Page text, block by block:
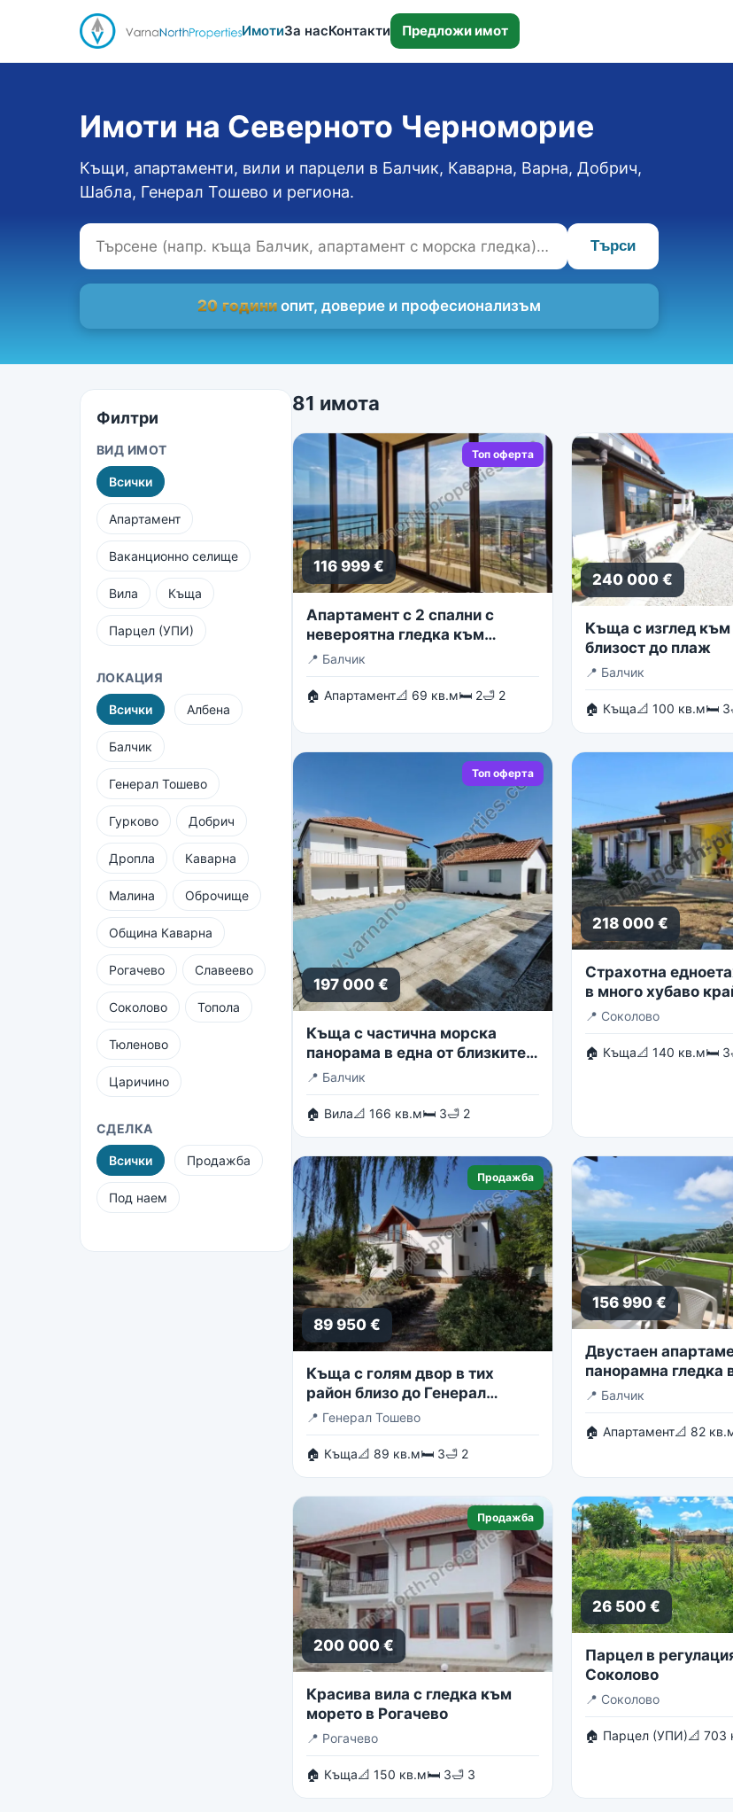
ИмотиЗа насКонтакти Предложи имот
Имоти на Северното Черноморие
Къщи, апартаменти, вили и парцели в Балчик, Каварна, Варна, Добрич,
Шабла, Генерал Тошево и региона.
Търси
20 години опит, доверие и професионализъм
Филтри
ВИД ИМОТ
Всички
Апартамент
Ваканционно селище
Вила Къща
Парцел (УПИ)
ЛОКАЦИЯ
Всички Албена
Балчик
Генерал Тошево
Гурково Добрич
Дропла Каварна
Малина Оброчище
Община Каварна
Рогачево Славеево
Соколово Топола
Тюленово
Царичино
СДЕЛКА
Всички Продажба
Под наем
81 имота
Топ оферта
116 999 €
Апартамент с 2 спални с
невероятна гледка към
безкрайното море
📍 Балчик
🏠 Апартамент📐 69 кв.м🛏 2🛁 2
240 000 €
Къща с изглед към
близост до плаж
📍 Балчик
🏠 Къща📐 100 кв.м🛏 3
Топ оферта
197 000 €
Къща с частична морска
панорама в една от близките
вилни зони в гр. Балчик
📍 Балчик
🏠 Вила📐 166 кв.м🛏 3🛁 2
218 000 €
Страхотна
в много хубаво
село
📍 Соколово
🏠 Къща📐 140 кв.м🛏 3
Продажба
89 950 €
Къща с голям двор в тих
район близо до Генерал
Тошево
📍 Генерал Тошево
🏠 Къща📐 89 кв.м🛏 3🛁 2
156 990 €
Двустаен
панорамна гледка
Skies
📍 Балчик
🏠 Апартамент📐 82
Продажба
200 000 €
Красива вила с гледка към
морето в Рогачево
📍 Рогачево
🏠 Къща📐 150 кв.м🛏 3🛁 3
26 500 €
Парцел в
Соколово
📍 Соколово
🏠 Парцел (УПИ)📐 703